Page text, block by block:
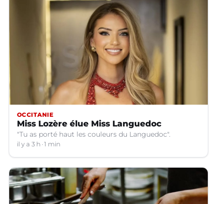
OCCITANIE
Miss Lozère élue Miss Languedoc
"Tu as porté haut les couleurs du Languedoc".
il y a 3 h 1 min